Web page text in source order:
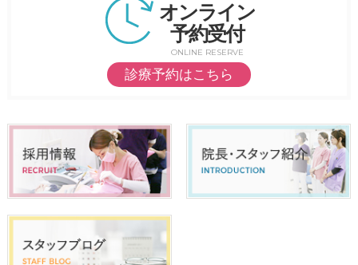
オンライン
予約受付
ONLINE RESERVE
診療予約はこちら